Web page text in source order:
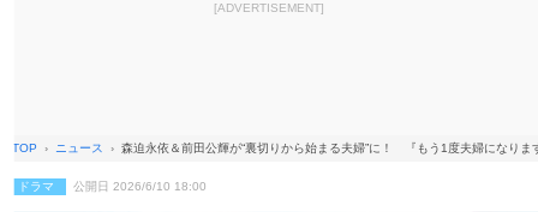
[ADVERTISEMENT]
TOP ニュース 森迫永依＆前田公輝が“裏切りから始まる夫婦”に！ 『もう1度夫婦になりま
ドラマ 公開日 2026/6/10 18:00